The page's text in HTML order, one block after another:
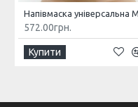
572.00грн.
Купити